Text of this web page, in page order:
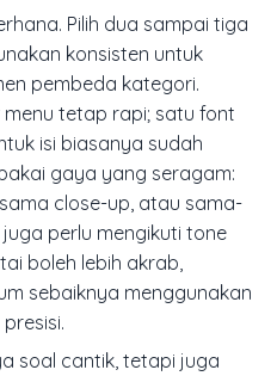
Pilih dua sampai tiga
konsisten untuk
pembeda kategori.
tetap rapi; satu font
isi biasanya sudah
gaya yang seragam:
close-up, atau sama-
perlu mengikuti tone
boleh lebih akrab,
sebaiknya menggunakan
soal cantik, tetapi juga